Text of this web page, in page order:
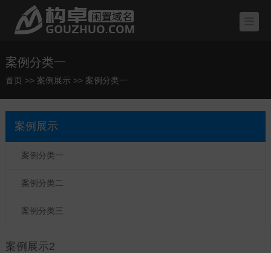
案例分类一
首页 >> 案例展示 >> 案例分类一
案例展示
案例分类一
案例分类二
案例分类三
案例展示2